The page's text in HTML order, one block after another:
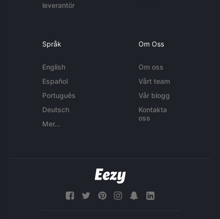
leverantör
Språk
English
Español
Português
Deutsch
Mer...
Om Oss
Om oss
Vårt team
Vår blogg
Kontakta
oss